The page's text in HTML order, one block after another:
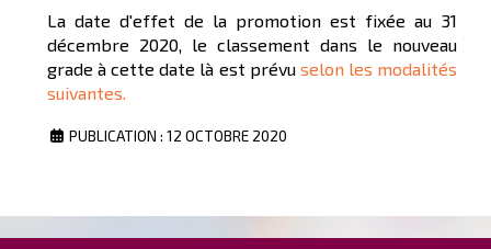
La date d'effet de la promotion est fixée au 31
décembre 2020, le classement dans le nouveau
grade à cette date là est prévu selon les modalités
suivantes.
PUBLICATION : 12 OCTOBRE 2020